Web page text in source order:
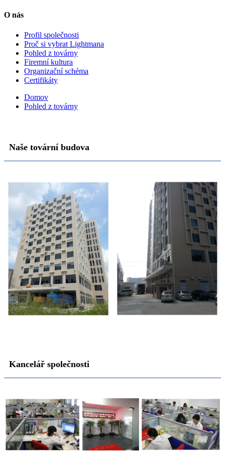
O nás
Profil společnosti
Proč si vybrat Lightmana
Pohled z továrny
Firemní kultura
Organizační schéma
Certifikáty
Domov
Pohled z továrny
Naše tovární budova
Kancelář společnosti